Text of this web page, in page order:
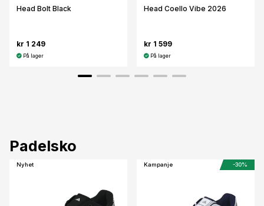
Head Bolt Black
kr 1 249
På lager
Head Coello Vibe 2026
kr 1 599
På lager
Padelsko
Nyhet Kampanje -30%